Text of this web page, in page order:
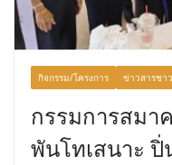
กิจกรรม/โครงการ ข่าวสารชา
กรรมการสมา
พันโทเสนาะ